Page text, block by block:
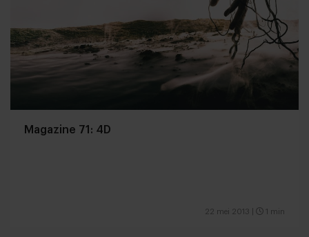
Magazine 71: 4D
22 mei 2013 1 min